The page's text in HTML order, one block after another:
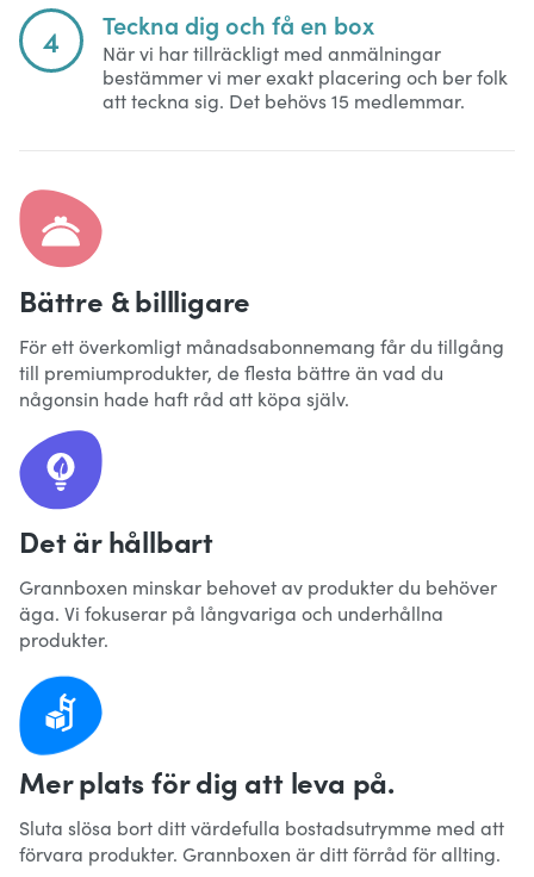
4 Teckna dig och få en box
När vi har tillräckligt med anmälningar
bestämmer vi mer exakt placering och ber folk
att teckna sig. Det behövs 15 medlemmar.
Bättre & billligare
För ett överkomligt månadsabonnemang får du tillgång
till premiumprodukter, de flesta bättre än vad du
någonsin hade haft råd att köpa själv.
Det är hållbart
Grannboxen minskar behovet av produkter du behöver
äga. Vi fokuserar på långvariga och underhållna
produkter.
Mer plats för dig att leva på.
Sluta slösa bort ditt värdefulla bostadsutrymme med att
förvara produkter. Grannboxen är ditt förråd för allting.